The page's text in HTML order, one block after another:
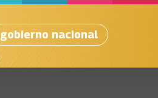
gobierno nacional